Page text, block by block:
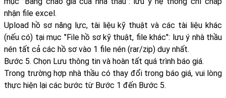
nhận file excel.
Upload hồ sơ năng lực, tài liệu kỹ thuật và các tài liệu khác
(nếu có) tại mục "File hồ sơ kỹ thuật, file khác": lưu ý nhà thầu
nén tất cả các hồ sơ vào 1 file nén (rar/zip) duy nhất.
Bước 5. Chọn Lưu thông tin và hoàn tất quá trình báo giá.
Trong trường hợp nhà thầu có thay đổi trong báo giá, vui lòng
thực hiện lại các bước từ Bước 1 đến Bước 5.